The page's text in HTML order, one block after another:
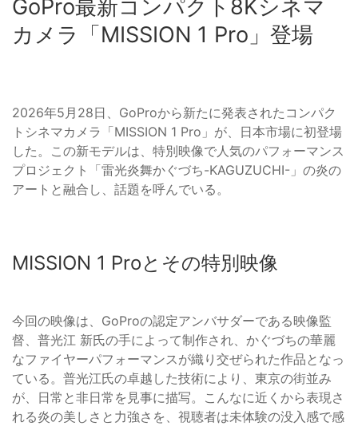
GoPro最新コンパクト8Kシネマ
カメラ「MISSION 1 Pro」登場
2026年5月28日、GoProから新たに発表されたコンパク
トシネマカメラ「MISSION 1 Pro」が、日本市場に初登場
した。この新モデルは、特別映像で人気のパフォーマンス
プロジェクト「雷光炎舞かぐづち-KAGUZUCHI-」の炎の
アートと融合し、話題を呼んでいる。
MISSION 1 Proとその特別映像
今回の映像は、GoProの認定アンバサダーである映像監
督、普光江 新氏の手によって制作され、かぐづちの華麗
なファイヤーパフォーマンスが織り交ぜられた作品となっ
ている。普光江氏の卓越した技術により、東京の街並み
が、日常と非日常を見事に描写。こんなに近くから表現さ
れる炎の美しさと力強さを、視聴者は未体験の没入感で感